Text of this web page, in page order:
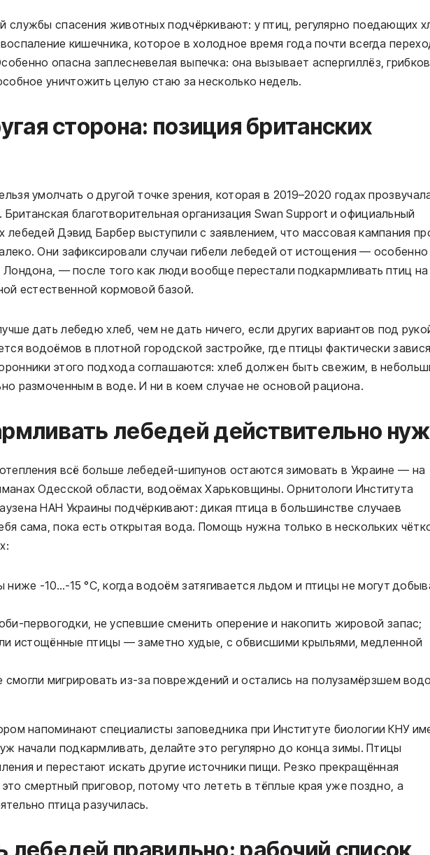
службы спасения животных подчёркивают: у птиц, регулярно поедающих
кишечника, которое в холодное время года почти всегда
опасна заплесневелая выпечка: она вызывает аспергиллёз,
уничтожить целую стаю за несколько недель.
сторона: позиция британских
умолчать о другой точке зрения, которая в 2019–2020 годах
благотворительная организация Swan Support и официальный
лебедей Дэвид Барбер выступили с заявлением, что массовая кампания
Они зафиксировали случаи гибели лебедей от истощения — особенно
Лондона, — после того как люди вообще перестали подкармливать птиц на
естественной кормовой базой.
дать лебедю хлеб, чем не дать ничего, если других вариантов под
водоёмов в плотной городской застройке, где птицы фактически
этого подхода соглашаются: хлеб должен быть свежим, в
размоченным в воде. И ни в коем случае не основой рациона.
лебедей действительно
всё больше лебедей-шипунов остаются зимовать в Украине — на
Одесской области, водоёмах Харьковщины. Орнитологи Института
НАН Украины подчёркивают: дикая птица в большинстве случаев
сама, пока есть открытая вода. Помощь нужна только в нескольких
ниже -10…-15 °C, когда водоём затягивается льдом и птицы не могут
первогодки, не успевшие сменить оперение и накопить жировой запас;
истощённые птицы — заметно худые, с обвисшими крыльями, медленной
смогли мигрировать из-за повреждений и остались на полузамёрзшем
напоминают специалисты заповедника при Институте биологии КНУ
начали подкармливать, делайте это регулярно до конца зимы. Птицы
и перестают искать другие источники пищи. Резко прекращённая
смертный приговор, потому что лететь в тёплые края уже поздно, а
птица разучилась.